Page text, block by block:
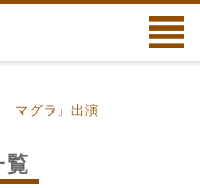
マグラ」出演
覧